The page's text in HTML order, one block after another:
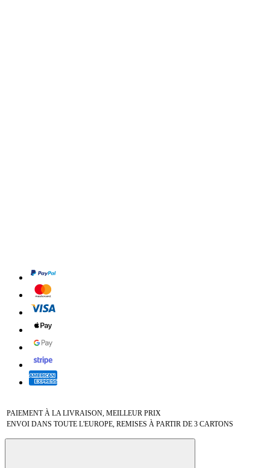
PAIEMENT À LA LIVRAISON, MEILLEUR PRIX
ENVOI DANS TOUTE L'EUROPE, REMISES À PARTIR DE 3 CARTONS